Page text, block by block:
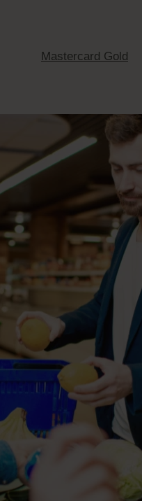
Mastercard Gold